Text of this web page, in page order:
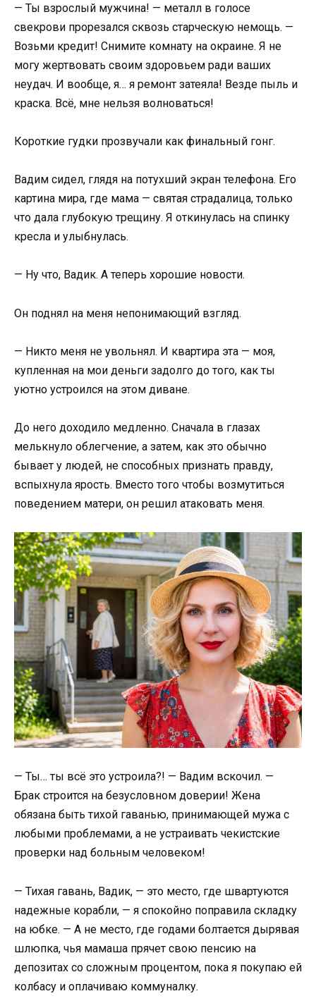
— Ты взрослый мужчина! — металл в голосе
свекрови прорезался сквозь старческую немощь. —
Возьми кредит! Снимите комнату на окраине. Я не
могу жертвовать своим здоровьем ради ваших
неудач. И вообще, я… я ремонт затеяла! Везде пыль и
краска. Всё, мне нельзя волноваться!
Короткие гудки прозвучали как финальный гонг.
Вадим сидел, глядя на потухший экран телефона. Его
картина мира, где мама — святая страдалица, только
что дала глубокую трещину. Я откинулась на спинку
кресла и улыбнулась.
— Ну что, Вадик. А теперь хорошие новости.
Он поднял на меня непонимающий взгляд.
— Никто меня не увольнял. И квартира эта — моя,
купленная на мои деньги задолго до того, как ты
уютно устроился на этом диване.
До него доходило медленно. Сначала в глазах
мелькнуло облегчение, а затем, как это обычно
бывает у людей, не способных признать правду,
вспыхнула ярость. Вместо того чтобы возмутиться
поведением матери, он решил атаковать меня.
— Ты… ты всё это устроила?! — Вадим вскочил. —
Брак строится на безусловном доверии! Жена
обязана быть тихой гаванью, принимающей мужа с
любыми проблемами, а не устраивать чекистские
проверки над больным человеком!
— Тихая гавань, Вадик, — это место, где швартуются
надежные корабли, — я спокойно поправила складку
на юбке. — А не место, где годами болтается дырявая
шлюпка, чья мамаша прячет свою пенсию на
депозитах со сложным процентом, пока я покупаю ей
колбасу и оплачиваю коммуналку.